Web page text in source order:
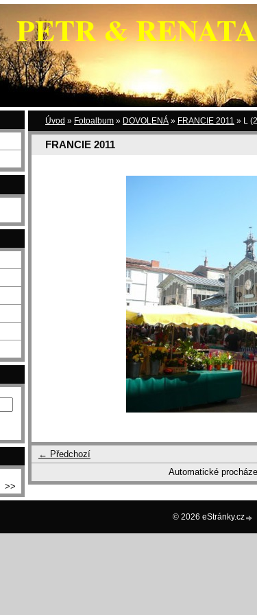
PETR &
Úvod » Fotoalbum » DOVOLENÁ » FRANCIE 2011 » L
FRANCIE 2011
← Předchozí
Automatické
>>
© 2026 eStránky.cz